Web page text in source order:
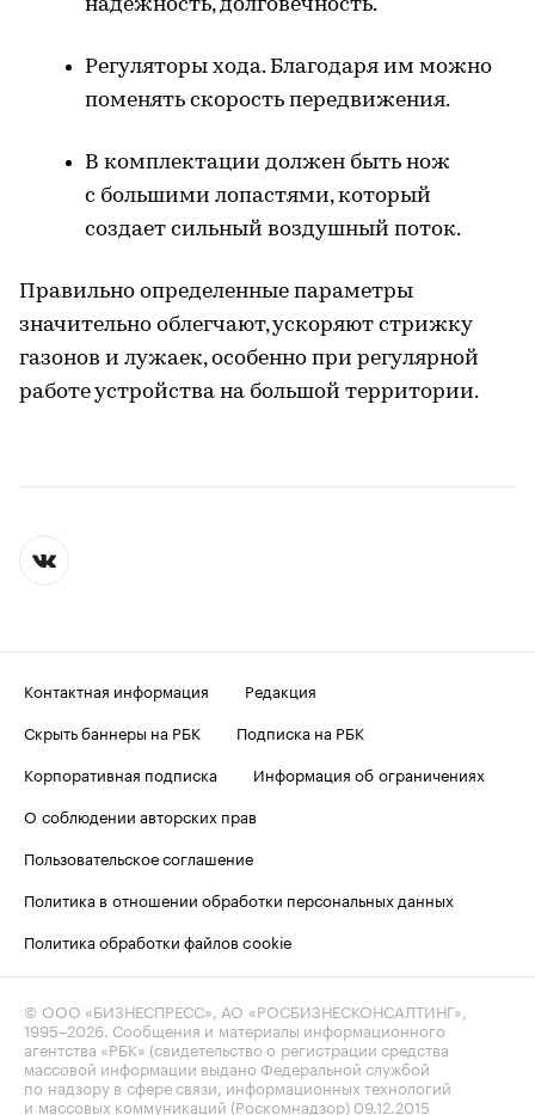
надежность, долговечность.
Регуляторы хода. Благодаря им можно
поменять скорость передвижения.
В комплектации должен быть нож
с большими лопастями, который
создает сильный воздушный поток.
Правильно определенные параметры
значительно облегчают, ускоряют стрижку
газонов и лужаек, особенно при регулярной
работе устройства на большой территории.
Контактная информация
Редакция
Скрыть баннеры на РБК
Подписка на РБК
Корпоративная подписка
Информация об ограничениях
О соблюдении авторских прав
Пользовательское соглашение
Политика в отношении обработки персональных данных
Политика обработки файлов cookie
© ООО «БИЗНЕСПРЕСС», АО «РОСБИЗНЕСКОНСАЛТИНГ»,
1995–2026. Сообщения и материалы информационного
агентства «РБК» (свидетельство о регистрации средства
массовой информации выдано Федеральной службой
по надзору в сфере связи, информационных технологий
и массовых коммуникаций (Роскомнадзор) 09.12.2015